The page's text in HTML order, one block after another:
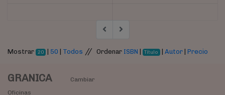
Mostrar 20 | 50 Todos // Ordenar ISBN Título |Autor |Precio
GRANICA
Cambiar
Oficinas